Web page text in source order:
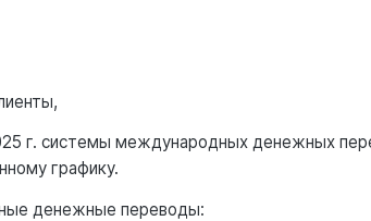
г. системы международных денежных
графику.
денежные переводы: